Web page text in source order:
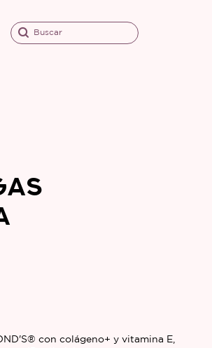
Buscar
con colágeno+ y vitamina E,